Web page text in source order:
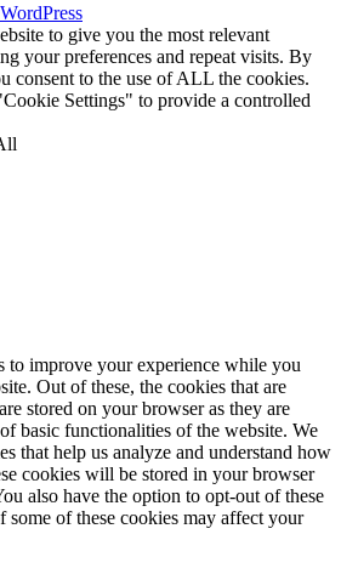
to give you the most relevant
your preferences and repeat visits. By
consent to the use of ALL the cookies.
Settings" to provide a controlled
to improve your experience while you
Out of these, the cookies that are
stored on your browser as they are
basic functionalities of the website. We
that help us analyze and understand how
cookies will be stored in your browser
also have the option to opt-out of these
of these cookies may affect your